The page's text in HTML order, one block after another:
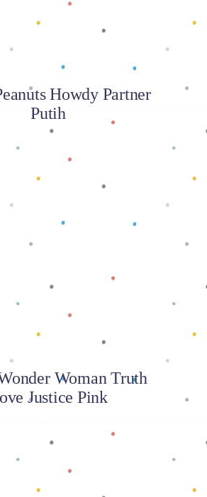
Howdy Partner
Putih
Baca selengkapnya
Woman Truth
Justice Pink